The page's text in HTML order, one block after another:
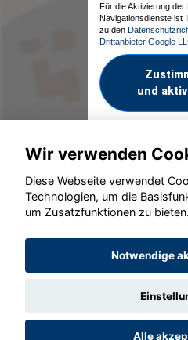
Für die Aktivierung der
Navigationsdienste ist
zu den
Drittanbieter Google
und
© konjunkturmotor.de
Wir verwenden
Diese Webseite verwendet
Technologien, um die
um Zusatzfunktionen zu bieten.
Notwendige
Alle